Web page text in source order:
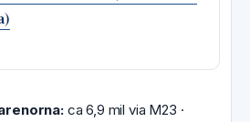
ca 6,9 mil via M23 ·